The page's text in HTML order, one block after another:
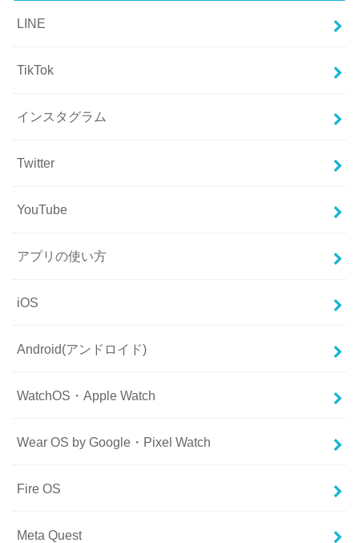
LINE
TikTok
インスタグラム
Twitter
YouTube
アプリの使い方
iOS
Android(アンドロイド)
WatchOS・Apple Watch
Wear OS by Google・Pixel Watch
Fire OS
Meta Quest